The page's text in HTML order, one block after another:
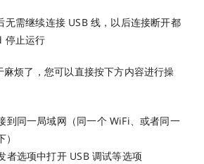
需继续连接 USB 线，以后连接断开都
停止运行
麻烦了，您可以直接按下方内容进行操
到同一局域网（同一个 WiFi、或者同一
者选项中打开 USB 调试等选项